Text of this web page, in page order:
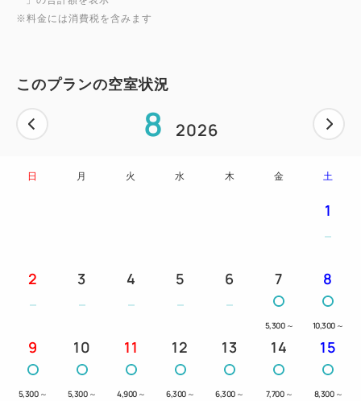
※料金には消費税を含みます
このプランの空室状況
8 2026
日 月 火 水 木 金 土
1
2 3 4 5 6 7
5,300 ～
8
10,300 ～
9
5,300 ～
10
5,300 ～
11
4,900 ～
12
6,300 ～
13
6,300 ～
14
7,700 ～
15
8,300 ～